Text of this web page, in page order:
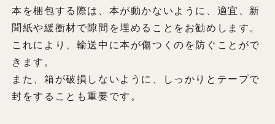
本を梱包する際は、本が動かないように、適宜、新
聞紙や緩衝材で隙間を埋めることをお勧めします。
これにより、輸送中に本が傷つくのを防ぐことがで
きます。
また、箱が破損しないように、しっかりとテープで
封をすることも重要です。